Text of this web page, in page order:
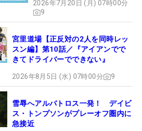
2026年7月20日 (月) 07時00分
9
宮里道場【正反対の2人を同時レッ
スン編】第10話／『アイアンでで
きてドライバーでできない』
2026年8月5日 (水) 07時00分 9
雪辱へアルバトロス一発！ デイビ
ス・トンプソンがプレーオフ圏内に
急接近